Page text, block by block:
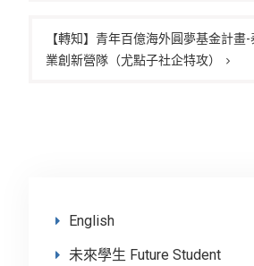
【轉知】青年百億海外圓夢基金計畫
業創新營隊（尤點子社企特攻）
English
未來學生 Future Student